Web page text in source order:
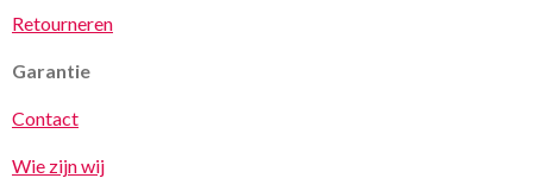
Retourneren
Garantie
Contact
Wie zijn wij